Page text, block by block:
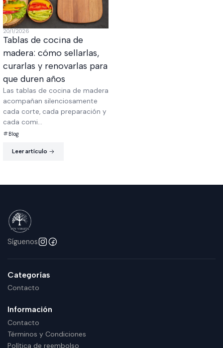
20/1/2026
Tablas de cocina de
madera: cómo sellarlas,
curarlas y renovarlas para
que duren años
Las tablas de cocina de madera
acompañan silenciosamente
cada corte, cada preparación y
cada comi...
Blog
Leer artículo
Síguenos
Categorías
Contacto
Información
Contacto
Términos y Condiciones
Política de reembolso